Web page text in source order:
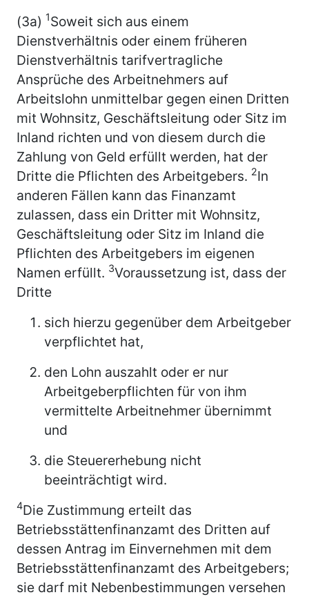
(3a) 1Soweit sich aus einem
Dienstverhältnis oder einem früheren
Dienstverhältnis tarifvertragliche
Ansprüche des Arbeitnehmers auf
Arbeitslohn unmittelbar gegen einen Dritten
mit Wohnsitz, Geschäftsleitung oder Sitz im
Inland richten und von diesem durch die
Zahlung von Geld erfüllt werden, hat der
Dritte die Pflichten des Arbeitgebers. 2In
anderen Fällen kann das Finanzamt
zulassen, dass ein Dritter mit Wohnsitz,
Geschäftsleitung oder Sitz im Inland die
Pflichten des Arbeitgebers im eigenen
Namen erfüllt. 3Voraussetzung ist, dass der
Dritte
sich hierzu gegenüber dem Arbeitgeber
verpflichtet hat,
den Lohn auszahlt oder er nur
Arbeitgeberpflichten für von ihm
vermittelte Arbeitnehmer übernimmt
und
die Steuererhebung nicht
beeinträchtigt wird.
4Die Zustimmung erteilt das
Betriebsstättenfinanzamt des Dritten auf
dessen Antrag im Einvernehmen mit dem
Betriebsstättenfinanzamt des Arbeitgebers;
sie darf mit Nebenbestimmungen versehen